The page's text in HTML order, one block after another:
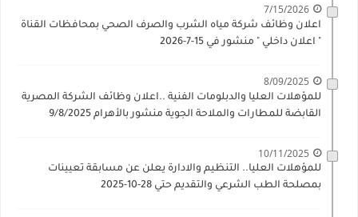
7/15/2026
اعلان وظائف شركة مياه الشرب والصرف الصحي بمحافظات القناة
" اعلان داخلي " منشور في 15-7-2026
8/09/2025
للمؤهلات العليا والدبلومات الفنية ..اعلان وظائف الشركة المصرية
القابضة للمطارات والملاحة الجوية منشور بالأهرام 9/8/2025
10/11/2025
للمؤهلات العليا.. التنظيم والادارة يعلن عن مسابقة تعيينات
بمصلحة الطب الشرعي والتقديم حتي 28-10-2025